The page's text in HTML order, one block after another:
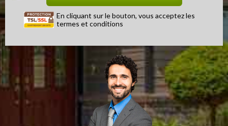
En cliquant sur le bouton, vous acceptez les
termes et conditions